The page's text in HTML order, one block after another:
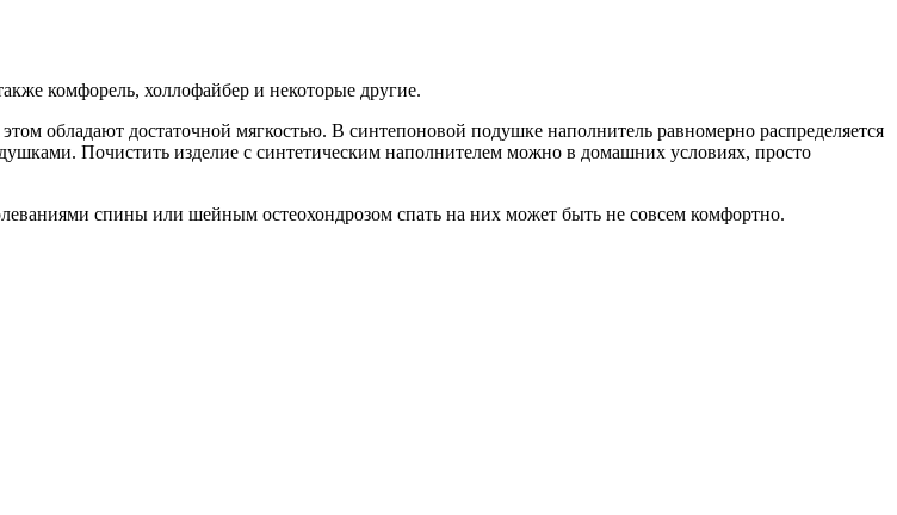
комфорель, холлофайбер и некоторые другие.
обладают достаточной мягкостью. В синтепоновой подушке наполнитель равномерно распределяется
Почистить изделие с синтетическим наполнителем можно в домашних условиях, просто
спины или шейным остеохондрозом спать на них может быть не совсем комфортно.